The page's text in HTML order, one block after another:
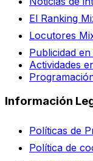
El Ranking
Locutores
Publicidad
Actividades
Información
Políticas de
Política de